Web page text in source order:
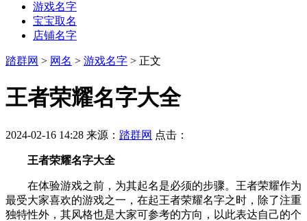
游戏名字
宝宝取名
店铺名字
踏群网 > 网名 > 游戏名字 > 正文
​王者荣耀名字大全
2024-02-16 14:28 来源： 踏群网 点击：
王者荣耀名字大全
在体验游戏之前，为其起名是必须的步骤。王者荣耀作为
最受大家喜欢的游戏之一，在起王者荣耀名字之时，除了注重
独特性外，其风格也是大家可参考的方向，以此表达自己的个